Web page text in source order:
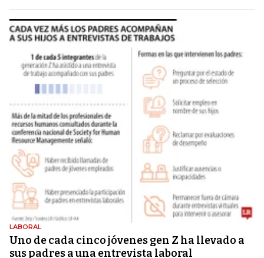
LABORAL
Uno de cada cinco jóvenes gen Z ha llevado a
sus padres a una entrevista laboral